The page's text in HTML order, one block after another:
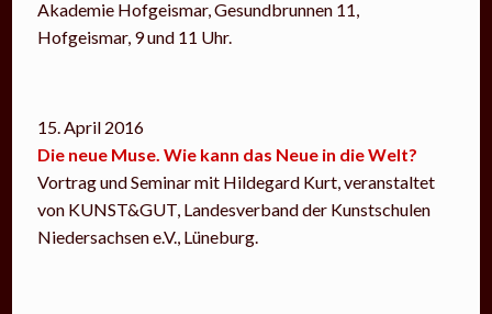
Akademie Hofgeismar, Gesundbrunnen 11,
Hofgeismar, 9 und 11 Uhr.
15. April 2016
Die neue Muse. Wie kann das Neue in die Welt?
Vortrag und Seminar mit Hildegard Kurt, veranstaltet
von KUNST&GUT, Landesverband der Kunstschulen
Niedersachsen e.V., Lüneburg.